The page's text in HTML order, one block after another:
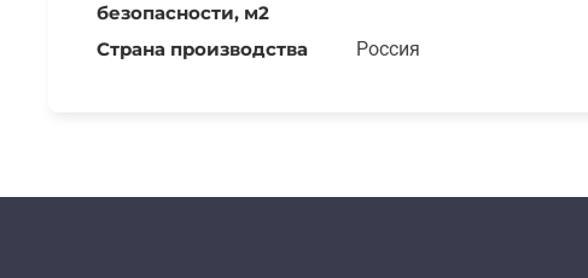
безопасности, м2
Страна производства Россия